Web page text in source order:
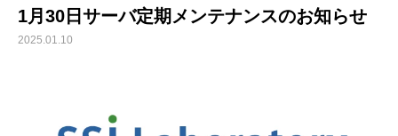
1月30日サーバ定期メンテナンスのお知らせ
2025.01.10